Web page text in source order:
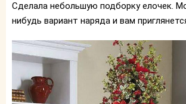
Сделала небольшую подборку елочек.
нибудь вариант наряда и вам